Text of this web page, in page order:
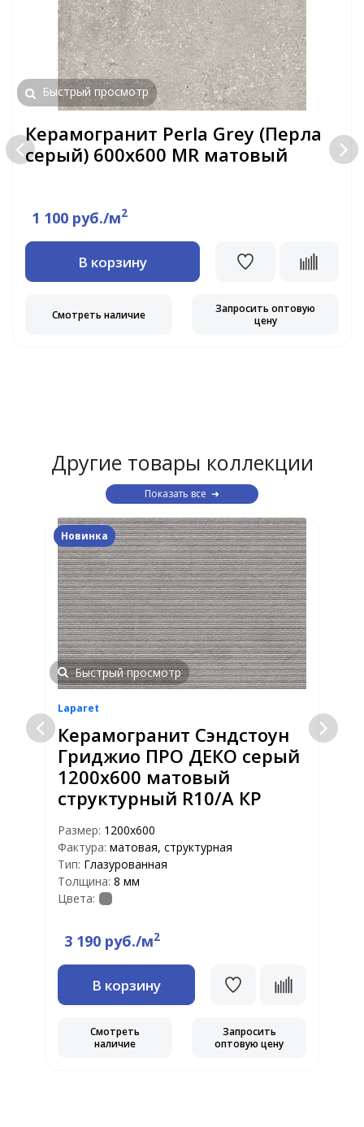
Быстрый просмотр
Керамогранит Perla Grey (Перла
серый) 600х600 MR матовый
1 100 руб./м2
В корзину
Смотреть наличие
Запросить оптовую
цену
Другие товары коллекции
Показать все
Новинка
Быстрый просмотр
Laparet
Керамогранит Сэндстоун
Гриджио ПРО ДЕКО серый
1200x600 матовый
структурный R10/A КР
Размер: 1200x600
Фактура: матовая, структурная
Тип: Глазурованная
Толщина: 8 мм
Цвета:
3 190 руб./м2
В корзину
Смотреть
наличие
Запросить
оптовую цену